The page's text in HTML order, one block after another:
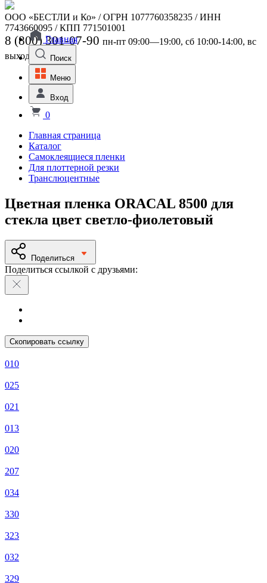
ООО «БЕСТЛИ и Ко» / ОГРН 1077760358235 / ИНН
7743660095 / КПП 771501001
8 (800) 301-07-90 пн-пт 09:00—19:00, сб 10:00-14:00, вс
выходной
Главная
Поиск
Меню
Вход
0
Главная страница
Каталог
Самоклеящиеся пленки
Для плоттерной резки
Транслюцентные
Цветная пленка ORACAL 8500 для
стекла цвет светло-фиолетовый
Поделиться
Поделиться ссылкой с друзьями:
Скопировать ссылку
010
025
021
013
020
207
034
330
323
032
329